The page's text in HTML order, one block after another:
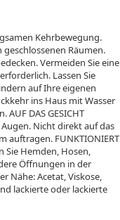
Kehrbewegung.
Räumen.
Vermeiden Sie eine
Lassen Sie
auf Ihre eigenen
ins Haus mit Wasser
DAS GESICHT
Nicht direkt auf das
auftragen. FUNKTIONIERT
Sie Hemden, Hosen,
Öffnungen in der
Nähe: Acetat, Viskose,
lackierte oder lackierte